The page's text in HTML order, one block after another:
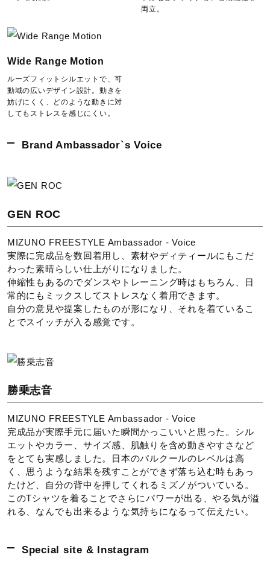
両立。
Wide Range Motion
ルーズフィットシルエットで、可
動域の広いデザイン設計。動きを
妨げにくく、どのような動きに対
してもストレスを感じにくい。
Brand Ambassador`s Voice
GEN ROC
MIZUNO FREESTYLE Ambassador - Voice
実際に完成品を数回着用し、素材やディティールにもこだ
わった素晴らしい仕上がりになりました。
伸縮性もあるのでダンスやトレーニング時はもちろん、日
常的にもミックスしてストレスなく着用できます。
自分の意見や提案したものが形になり、それを着ているこ
とでスイッチが入る感覚です。
勝乗志音
MIZUNO FREESTYLE Ambassador - Voice
完成品が実際手元に届いた瞬間かっこいいと思った。シル
エットやカラー、サイズ感、肌触りを含め動きやすさなど
をとても実感しました。日本のパルクールのレベルは高
く、思うような結果を残すことができず落ち込む時もあっ
たけど、自分の背中を押してくれるミズノがついている。
このTシャツを着ることでさらにパワーが出る、やる気が溢
れる、なんでも出来るような気持ちになるって伝えたい。
Special site & Instagram